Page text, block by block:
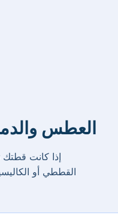
العطس
إذا كانت
القططي أو